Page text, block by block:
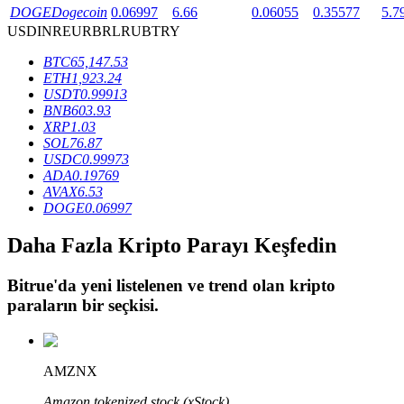
BTR Kilitleme
BTR sahiplerine özel yatırımlar
Kripto destekli borçlanma hizmeti
DOGEDogecoin 0.06997 6.66 0.06055 0.35577
USDINREURBRLRUBTRY
BTC65,147.53
ETH1,923.24
USDT0.99913
BNB603.93
XRP1.03
SOL76.87
USDC0.99973
ADA0.19769
AVAX6.53
DOGE0.06997
Daha Fazla Kripto Parayı Keşfedin
Bitrue'da yeni listelenen ve trend olan kripto
paraların bir seçkisi.
AMZNX